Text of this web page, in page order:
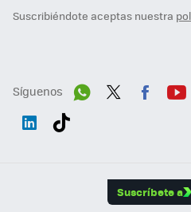
Suscribiéndote aceptas nuestra
Síguenos
Suscríbete a